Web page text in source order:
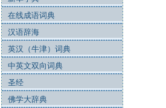
在线成语词典
汉语辞海
英汉（牛津）词典
中英文双向词典
圣经
佛学大辞典